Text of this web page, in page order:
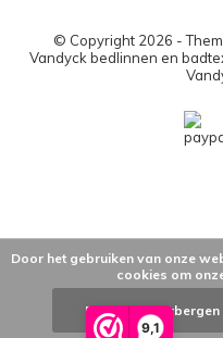
9,1
© Copyright 2026 -
Vandyck bedlinnen en
Door het gebruiken van onze
cookies om
Dit bericht verbergen